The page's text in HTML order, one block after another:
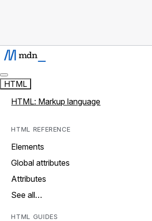
HTML
HTML: Markup language
HTML REFERENCE
Elements
Global attributes
Attributes
See all…
HTML GUIDES